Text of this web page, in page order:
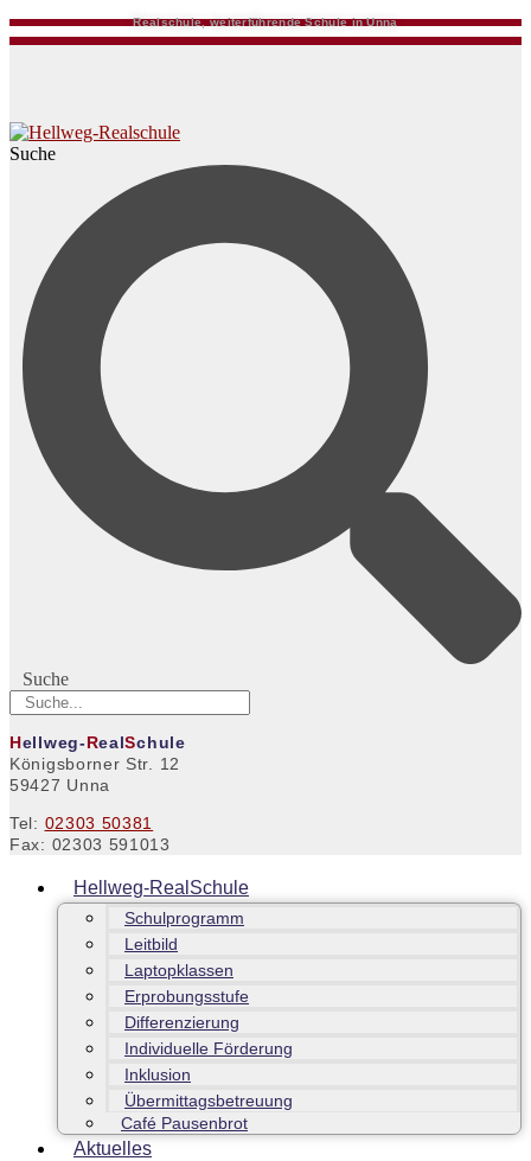
Realschule, weiterführende Schule in Unna
Suche
Suche
Hellweg-RealSchule
Königsborner Str. 12
59427 Unna
Tel: 02303 50381
Fax: 02303 591013
Hellweg-RealSchule
Schulprogramm
Leitbild
Laptopklassen
Erprobungsstufe
Differenzierung
Individuelle Förderung
Inklusion
Übermittagsbetreuung
Café Pausenbrot
Aktuelles